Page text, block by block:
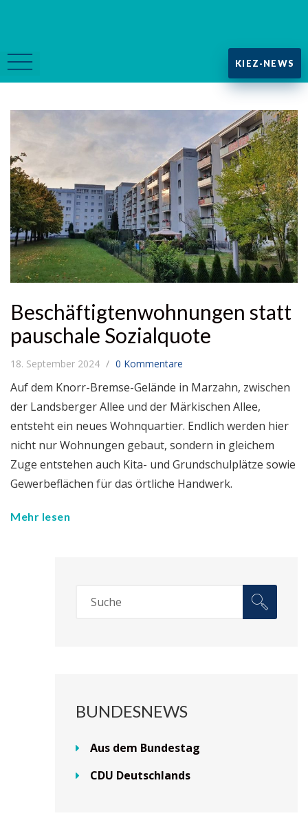
KIEZ-NEWS
Beschäftigtenwohnungen statt
pauschale Sozialquote
18. September 2024 0 Kommentare
Auf dem Knorr-Bremse-Gelände in Marzahn, zwischen
der Landsberger Allee und der Märkischen Allee,
entsteht ein neues Wohnquartier. Endlich werden hier
nicht nur Wohnungen gebaut, sondern in gleichem
Zuge entstehen auch Kita- und Grundschulplätze sowie
Gewerbeflächen für das örtliche Handwerk.
Mehr lesen
BUNDESNEWS
Aus dem Bundestag
CDU Deutschlands